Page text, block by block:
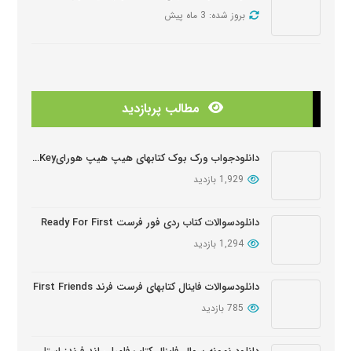
بروز شده: 3 ماه پیش
دانلود دوره آموزشی Wider World ویرایش دوم
دانلود سوالات کتابهای Oxford Discover
مطالب پربازدید
دانلودجواب ورک بوک کتابهای هیپ هیپ هورایHip Hip Hooray Workbook Key
1,929 بازدید
دانلودسوالات کتاب ردی فور فرست Ready For First
1,294 بازدید
دانلودسوالات فاینال کتابهای فرست فرند First Friends
785 بازدید